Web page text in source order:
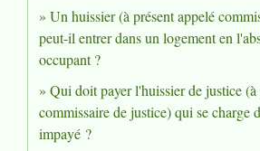
Un huissier (à présent appelé
peut-il entrer dans un logement en
occupant ?
Qui doit payer l'huissier de justice (à
commissaire de justice) qui se charge
impayé ?